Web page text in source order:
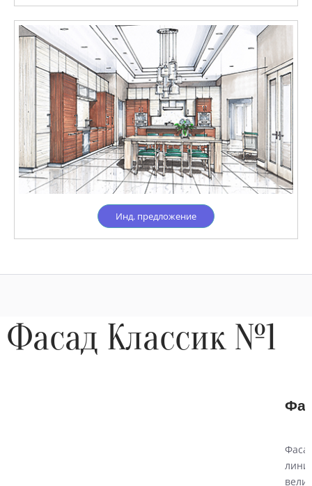
Инд. предложение
Фасад Классик №1